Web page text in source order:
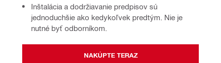
Inštalácia a dodržiavanie predpisov sú
jednoduchšie ako kedykoľvek predtým. Nie je
nutné byť odborníkom.
NAKÚPTE TERAZ